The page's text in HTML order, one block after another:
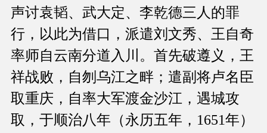
声讨袁韬、武大定、李乾德三人的罪
行，以此为借口，派遣刘文秀、王自奇
率师自云南分道入川。首先破遵义，王
祥战败，自刎乌江之畔；遣副将卢名臣
取重庆，自率大军渡金沙江，遇城攻
取，于顺治八年（永历五年，1651年）